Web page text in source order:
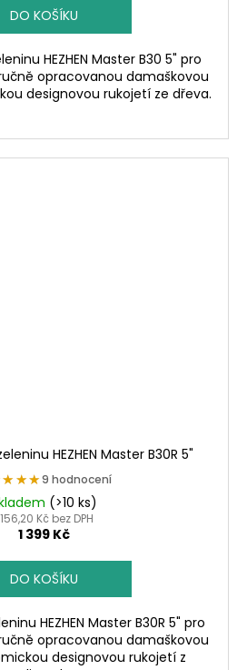
DO KOŠÍKU
HEZHEN Master B30 5" pro
opracovanou damaškovou
designovou rukojetí ze dřeva.
HEZHEN Master B30R 5"
9 hodnocení
(>10 ks)
Kč bez DPH
1 399 Kč
DO KOŠÍKU
HEZHEN Master B30R 5" pro
opracovanou damaškovou
designovou rukojetí z